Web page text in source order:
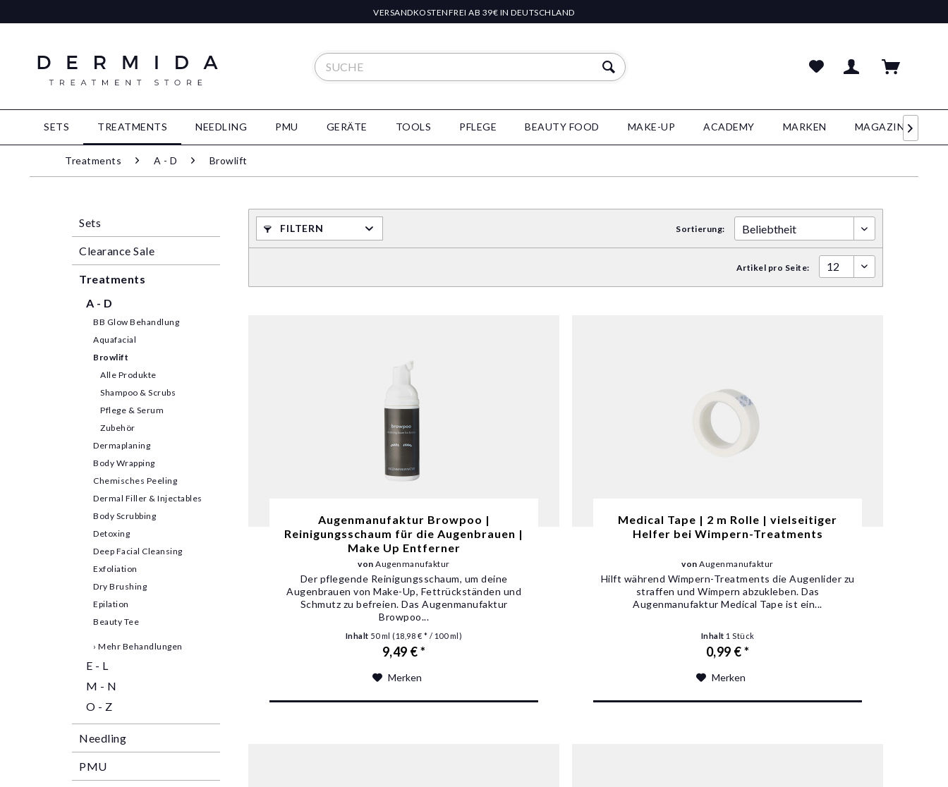
VERSANDKOSTENFREI AB 39€ IN DEUTSCHLAND
SETS TREATMENTS NEEDLING PMU GERÄTE TOOLS PFLEGE BEAUTY FOOD MAKE-UP ACADEMY MARKEN MAGAZIN 
Treatments A - D Browlift
Sets
Clearance Sale
Treatments
A - D
BB Glow Behandlung
Aquafacial
Browlift
Alle Produkte
Shampoo & Scrubs
Pflege & Serum
Zubehör
Dermaplaning
Body Wrapping
Chemisches Peeling
Dermal Filler & Injectables
Body Scrubbing
Detoxing
Deep Facial Cleansing
Exfoliation
Dry Brushing
Epilation
Beauty Tee
› Mehr Behandlungen
E - L
M - N
O - Z
Needling
PMU
FILTERN Sortierung:
Artikel pro Seite:
Augenmanufaktur Browpoo |
Reinigungsschaum für die Augenbrauen |
Make Up Entferner
vonAugenmanufaktur
Der pflegende Reinigungsschaum, um deine
Augenbrauen von Make-Up, Fettrückständen und
Schmutz zu befreien. Das Augenmanufaktur
Browpoo...
Inhalt 50 ml (18,98 € * / 100 ml)
9,49 € *
Merken
Medical Tape | 2 m Rolle | vielseitiger
Helfer bei Wimpern-Treatments
vonAugenmanufaktur
Hilft während Wimpern-Treatments die Augenlider zu
straffen und Wimpern abzukleben. Das
Augenmanufaktur Medical Tape ist ein...
Inhalt 1 Stück
0,99 € *
Merken